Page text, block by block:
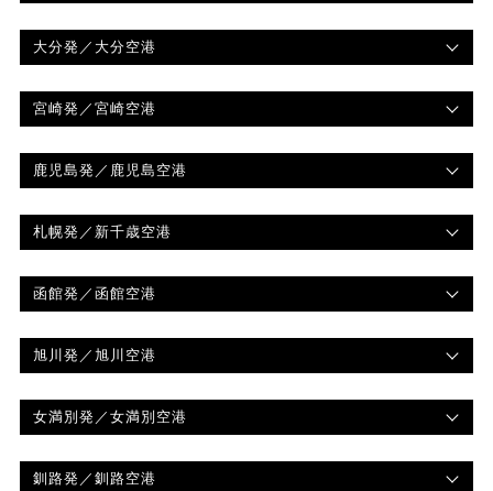
大分発 ／大分空港
宮崎発 ／宮崎空港
鹿児島発 ／鹿児島空港
札幌発 ／新千歳空港
函館発 ／函館空港
旭川発 ／旭川空港
女満別発 ／女満別空港
釧路発 ／釧路空港